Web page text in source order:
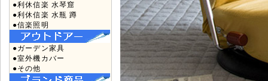
●利休信楽 水琴窟
●利休信楽 水瓶 蹲
●信楽照明
●ガーデン家具
●室外機カバー
●その他